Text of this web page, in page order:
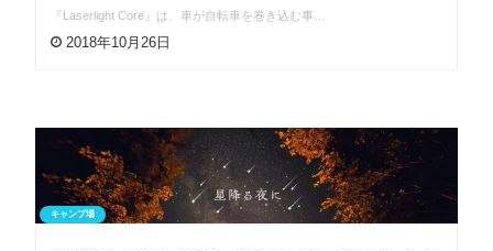
『Laserlight Core』は、車が自転車を巻き込む事…
2018年10月26日
キャンプ場